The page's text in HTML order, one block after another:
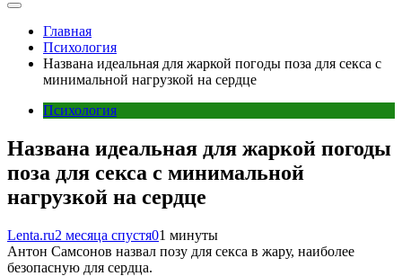
Главная
Психология
Названа идеальная для жаркой погоды поза для секса с
минимальной нагрузкой на сердце
Психология
Названа идеальная для жаркой погоды
поза для секса с минимальной
нагрузкой на сердце
Lenta.ru2 месяца спустя01 минуты
Антон Самсонов назвал позу для секса в жару, наиболее
безопасную для сердца.